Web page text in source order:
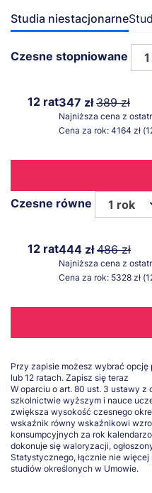
Studia niestacjonarne
Czesne stopniowane
12 rat347 zł389 zł
Najniższa cena z
Cena za rok: 4164 zł
Czesne równe 1 rok
12 rat444 zł486 zł
Najniższa cena z
Cena za rok: 5328 zł
Przy zapisie możesz wybrać opcję
lub 12 ratach. Zapisz się teraz
W oparciu o art. 80 ust. 3 ustawy z
szkolnictwie wyższym i nauce
zwiększa wysokość czesnego
wskaźnik równy wskaźnikowi
konsumpcyjnych za rok
dokonuje się waloryzacji,
Statystycznego, łącznie nie
studiów określonych w Umowie.